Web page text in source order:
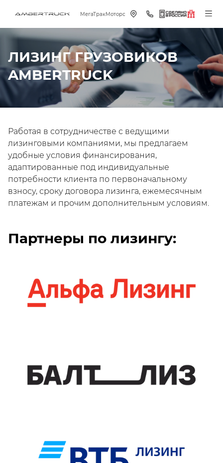
МегаТракМоторс
ЛИЗИНГ ГРУЗОВИКОВ
AMBERTRUCK
Работая в сотрудничестве с ведущими
лизинговыми компаниями, мы предлагаем
удобные условия финансирования,
адаптированные под индивидуальные
потребности клиента по первоначальному
взносу, сроку договора лизинга, ежемесячным
платежам и прочим дополнительным условиям.
Партнеры по лизингу: